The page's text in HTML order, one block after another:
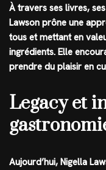
À travers ses livres,
Lawson prône une
tous et mettant en
ingrédients. Elle
prendre du plaisir en
Legacy et
Aujourd’hui, Nigella